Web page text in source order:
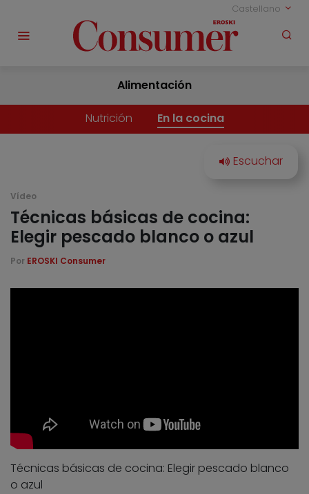
Castellano
Alimentación
Nutrición En la cocina
Vídeo
Técnicas básicas de cocina:
Elegir pescado blanco o azul
Por EROSKI Consumer
Técnicas básicas de cocina: Elegir pescado blanco
o azul